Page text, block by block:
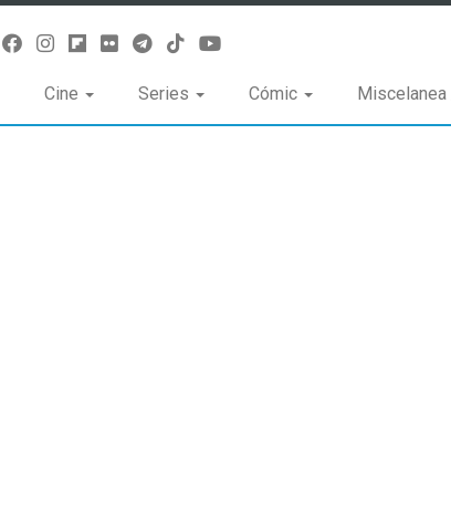
Cine Series Cómic